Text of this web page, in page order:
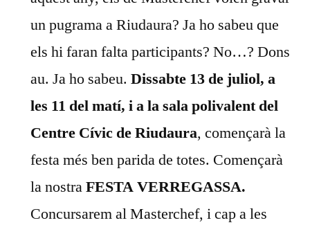
un pugrama a Riudaura? Ja ho sabeu que
els hi faran falta participants? No…? Dons
au. Ja ho sabeu. Dissabte 13 de juliol, a
les 11 del matí, i a la sala polivalent del
Centre Cívic de Riudaura, començarà la
festa més ben parida de totes. Començarà
la nostraFESTA VERREGASSA.
Concursarem al Masterchef, i cap a les